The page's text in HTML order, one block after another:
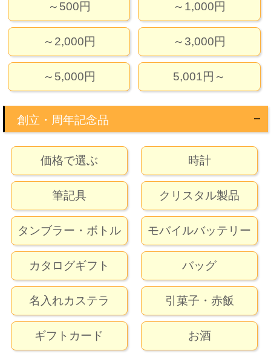
～500円
～2,000円
～5,000円
～1,000円
～3,000円
5,001円～
創立・周年記念品
価格で選ぶ
筆記具
タンブラー・ボトル
カタログギフト
名入れカステラ
ギフトカード
時計
クリスタル製品
モバイルバッテリー
バッグ
引菓子・赤飯
お酒